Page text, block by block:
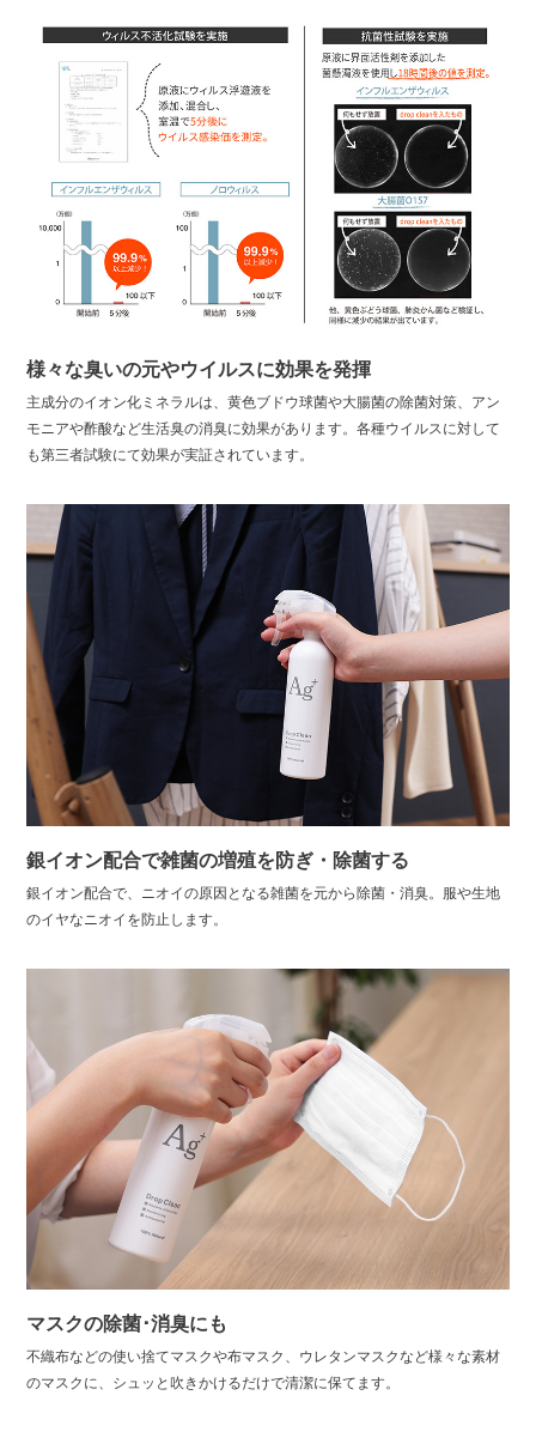
様々な臭いの元やウイルスに効果を発揮
主成分のイオン化ミネラルは、黄色ブドウ球菌や大腸菌の除菌対策、アン
モニアや酢酸など生活臭の消臭に効果があります。各種ウイルスに対して
も第三者試験にて効果が実証されています。
銀イオン配合で雑菌の増殖を防ぎ・除菌する
銀イオン配合で、ニオイの原因となる雑菌を元から除菌・消臭。服や生地
のイヤなニオイを防止します。
マスクの除菌･消臭にも
不織布などの使い捨てマスクや布マスク、ウレタンマスクなど様々な素材
のマスクに、シュッと吹きかけるだけで清潔に保てます。